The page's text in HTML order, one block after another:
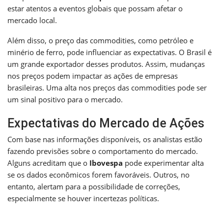
estar atentos a eventos globais que possam afetar o
mercado local.
Além disso, o preço das commodities, como petróleo e
minério de ferro, pode influenciar as expectativas. O Brasil é
um grande exportador desses produtos. Assim, mudanças
nos preços podem impactar as ações de empresas
brasileiras. Uma alta nos preços das commodities pode ser
um sinal positivo para o mercado.
Expectativas do Mercado de Ações
Com base nas informações disponíveis, os analistas estão
fazendo previsões sobre o comportamento do mercado.
Alguns acreditam que o Ibovespa pode experimentar alta
se os dados econômicos forem favoráveis. Outros, no
entanto, alertam para a possibilidade de correções,
especialmente se houver incertezas políticas.